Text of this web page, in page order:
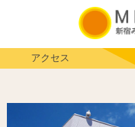
アクセス